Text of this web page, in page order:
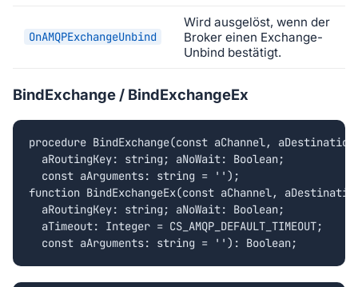
OnAMQPExchangeUnbind
Wird ausgelöst, wenn der
Broker einen Exchange-
Unbind bestätigt.
BindExchange / BindExchangeEx
procedure BindExchange(const aChannel,
  aRoutingKey: string; aNoWait: Boolean;
  const aArguments: string = '');
function BindExchangeEx(const aChannel,
  aRoutingKey: string; aNoWait: Boolean;
  aTimeout: Integer = CS_AMQP_DEFAULT_TIMEOUT;
  const aArguments: string = ''): Boolean;